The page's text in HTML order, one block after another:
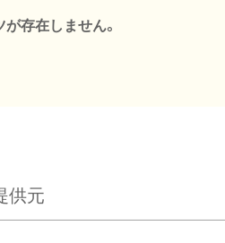
存在しません。
供元